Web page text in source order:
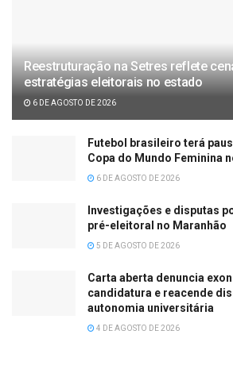
Reestruturação na Setres reflete
estratégias eleitorais no estado
6 DE AGOSTO DE 2026
Futebol brasileiro terá
Copa do Mundo Feminina
6 DE AGOSTO DE 2026
Investigações e disputas
pré-eleitoral no Maranhão
5 DE AGOSTO DE 2026
Carta aberta denuncia
candidatura e reacende
autonomia universitária
4 DE AGOSTO DE 2026